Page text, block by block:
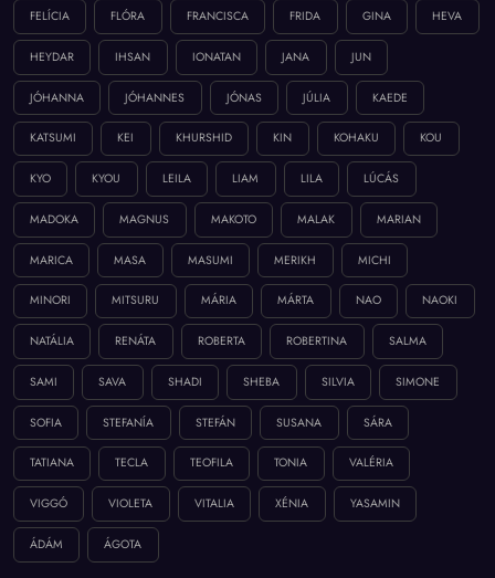
FELÍCIA FLÓRA FRANCISCA FRIDA GINA HEVA
HEYDAR IHSAN IONATAN JANA JUN
JÓHANNA JÓHANNES JÓNAS JÚLIA KAEDE
KATSUMI KEI KHURSHID KIN KOHAKU KOU
KYO KYOU LEILA LIAM LILA LÚCÁS
MADOKA MAGNUS MAKOTO MALAK MARIAN
MARICA MASA MASUMI MERIKH MICHI
MINORI MITSURU MÁRIA MÁRTA NAO NAOKI
NATÁLIA RENÁTA ROBERTA ROBERTINA SALMA
SAMI SAVA SHADI SHEBA SILVIA SIMONE
SOFIA STEFANÍA STEFÁN SUSANA SÁRA
TATIANA TECLA TEOFILA TONIA VALÉRIA
VIGGÓ VIOLETA VITALIA XÉNIA YASAMIN
ÁDÁM ÁGOTA